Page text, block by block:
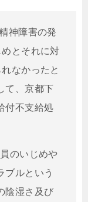
神障害の発
とそれに対
なかったと
て、京都下
付不支給処
のいじめや
ブルという
陰湿さ及び